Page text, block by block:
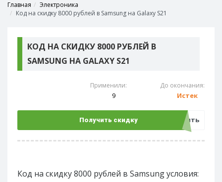
Главная
Электроника
Код на скидку 8000 рублей в Samsung на Galaxy S21
КОД НА СКИДКУ 8000 РУБЛЕЙ В
SAMSUNG НА GALAXY S21
Применили:
9
До окончания:
Истек
Получить скидку Открыть
Код на скидку 8000 рублей в Samsung условия: